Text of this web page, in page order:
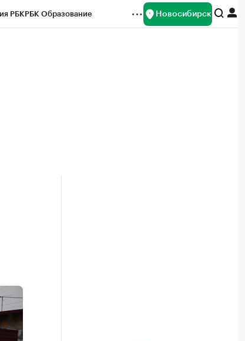
РБКРБК Образование Новосибирск